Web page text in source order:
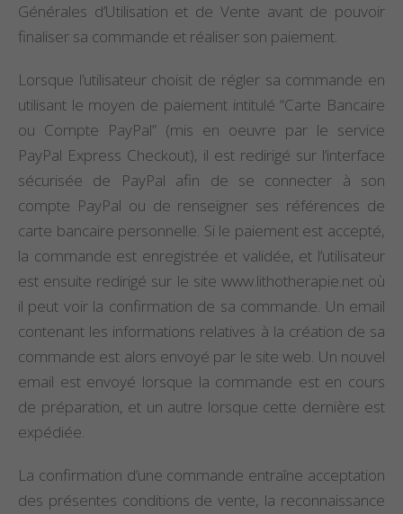
Générales d’Utilisation et de Vente avant de pouvoir
finaliser sa commande et réaliser son paiement.
Lorsque l’utilisateur choisit de régler sa commande en
utilisant le moyen de paiement intitulé “Carte Bancaire
ou Compte PayPal” (mis en oeuvre par le service
PayPal Express Checkout), il est redirigé sur l’interface
sécurisée de PayPal afin de se connecter à son
compte PayPal ou de renseigner ses références de
carte bancaire personnelle. Si le paiement est accepté,
la commande est enregistrée et validée, et l’utilisateur
est ensuite redirigé sur le site www.lithotherapie.net où
il peut voir la confirmation de sa commande. Un email
contenant les informations relatives à la création de sa
commande est alors envoyé par le site web. Un nouvel
email est envoyé lorsque la commande est en cours
de préparation, et un autre lorsque cette dernière est
expédiée.
La confirmation d’une commande entraîne acceptation
des présentes conditions de vente, la reconnaissance